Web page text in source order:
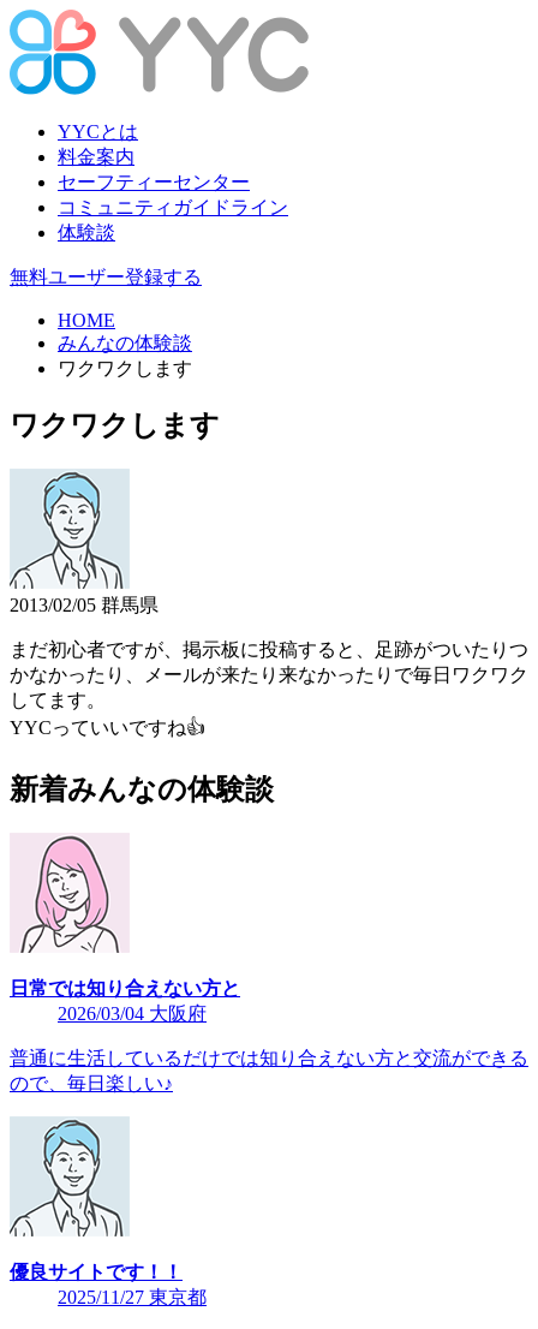
YYCとは
料金案内
セーフティーセンター
コミュニティガイドライン
体験談
無料ユーザー登録する
HOME
みんなの体験談
ワクワクします
ワクワクします
2013/02/05 群馬県
まだ初心者ですが、掲示板に投稿すると、足跡がついたりつ
かなかったり、メールが来たり来なかったりで毎日ワクワク
してます。
YYCっていいですね👍
新着みんなの体験談
日常では知り合えない方と
2026/03/04 大阪府
普通に生活しているだけでは知り合えない方と交流ができる
ので、毎日楽しい♪
優良サイトです！！
2025/11/27 東京都